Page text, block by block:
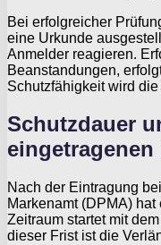
Bei erfolgreicher
eine Urkunde
Anmelder reagieren.
Beanstandungen,
Schutzfähigkeit wird
Schutzdauer
eingetragenen
Nach der Eintragung
Markenamt (DPMA)
Zeitraum startet mit
dieser Frist ist die